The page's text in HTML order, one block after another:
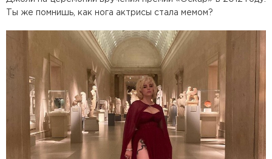
Ты же помнишь, как нога актрисы стала мемом?